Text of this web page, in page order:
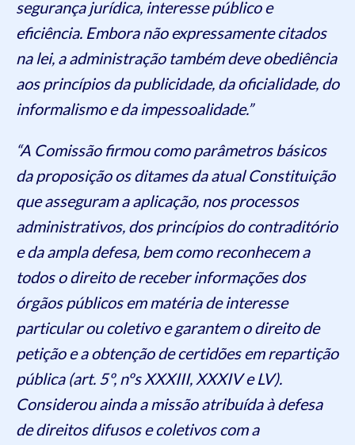
segurança jurídica, interesse público e
eficiência. Embora não expressamente citados
na lei, a administração também deve obediência
aos princípios da publicidade, da oficialidade, do
informalismo e da impessoalidade.”
“A Comissão firmou como parâmetros básicos
da proposição os ditames da atual Constituição
que asseguram a aplicação, nos processos
administrativos, dos princípios do contraditório
e da ampla defesa, bem como reconhecem a
todos o direito de receber informações dos
órgãos públicos em matéria de interesse
particular ou coletivo e garantem o direito de
petição e a obtenção de certidões em repartição
pública (art. 5º, nºs XXXIII, XXXIV e LV).
Considerou ainda a missão atribuída à defesa
de direitos difusos e coletivos com a